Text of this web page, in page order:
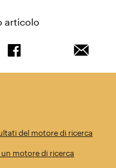
articolo
del motore di ricerca
motore di ricerca